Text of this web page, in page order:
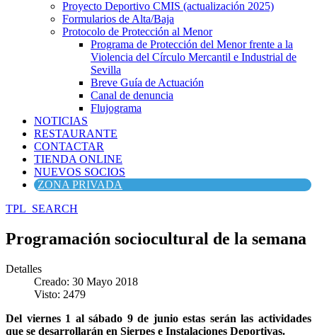
Proyecto Deportivo CMIS (actualización 2025)
Formularios de Alta/Baja
Protocolo de Protección al Menor
Programa de Protección del Menor frente a la
Violencia del Círculo Mercantil e Industrial de
Sevilla
Breve Guía de Actuación
Canal de denuncia
Flujograma
NOTICIAS
RESTAURANTE
CONTACTAR
TIENDA ONLINE
NUEVOS SOCIOS
ZONA PRIVADA
TPL_SEARCH
Programación sociocultural de la semana
Detalles
Creado: 30 Mayo 2018
Visto: 2479
Del viernes 1 al sábado 9 de junio estas serán las actividades
que se desarrollarán en Sierpes e Instalaciones Deportivas.